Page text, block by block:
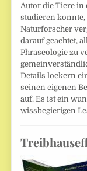
Autor die Tiere in
studieren
Naturforscher
darauf geachtet,
Phraseologie zu
Details lockern
seinen eigenen
auf. Es ist ein
wissbegierigen